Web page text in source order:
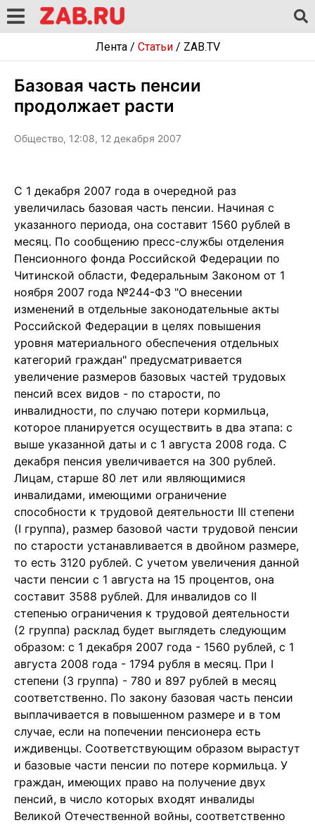
Лента/ Статьи/ ZAB.TV
Базовая часть пенсии
продолжает расти
Общество, 12:08, 12 декабря 2007
С 1 декабря 2007 года в очередной раз
увеличилась базовая часть пенсии. Начиная с
указанного периода, она составит 1560 рублей в
месяц. По сообщению пресс-службы отделения
Пенсионного фонда Российской Федерации по
Читинской области, Федеральным Законом от 1
ноября 2007 года №244-ФЗ "О внесении
изменений в отдельные законодательные акты
Российской Федерации в целях повышения
уровня материального обеспечения отдельных
категорий граждан" предусматривается
увеличение размеров базовых частей трудовых
пенсий всех видов - по старости, по
инвалидности, по случаю потери кормильца,
которое планируется осуществить в два этапа: с
выше указанной даты и с 1 августа 2008 года. С
декабря пенсия увеличивается на 300 рублей.
Лицам, старше 80 лет или являющимися
инвалидами, имеющими ограничение
способности к трудовой деятельности III степени
(I группа), размер базовой части трудовой пенсии
по старости устанавливается в двойном размере,
то есть 3120 рублей. С учетом увеличения данной
части пенсии с 1 августа на 15 процентов, она
составит 3588 рублей. Для инвалидов со II
степенью ограничения к трудовой деятельности
(2 группа) расклад будет выглядеть следующим
образом: с 1 декабря 2007 года - 1560 рублей, с 1
августа 2008 года - 1794 рубля в месяц. При I
степени (3 группа) - 780 и 897 рублей в месяц
соответственно. По закону базовая часть пенсии
выплачивается в повышенном размере и в том
случае, если на попечении пенсионера есть
иждивенцы. Соответствующим образом вырастут
и базовые части пенсии по потере кормильца. У
граждан, имеющих право на получение двух
пенсий, в число которых входят инвалиды
Великой Отечественной войны, соответственно